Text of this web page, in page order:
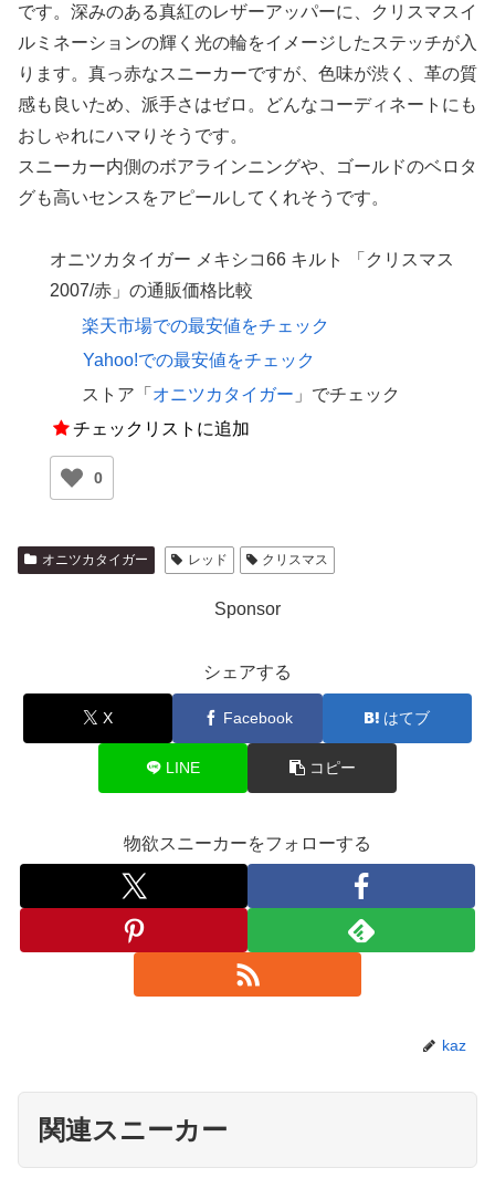
です。深みのある真紅のレザーアッパーに、クリスマスイ
ルミネーションの輝く光の輪をイメージしたステッチが入
ります。真っ赤なスニーカーですが、色味が渋く、革の質
感も良いため、派手さはゼロ。どんなコーディネートにも
おしゃれにハマりそうです。
スニーカー内側のボアラインニングや、ゴールドのベロタ
グも高いセンスをアピールしてくれそうです。
オニツカタイガー メキシコ66 キルト 「クリスマス
2007/赤」の通販価格比較
楽天市場での最安値をチェック
Yahoo!での最安値をチェック
ストア「 オニツカタイガー 」でチェック
チェックリストに追加
0
オニツカタイガー レッド クリスマス
Sponsor
シェアする
X Facebook はてブ
LINE コピー
物欲スニーカーをフォローする
kaz
関連スニーカー